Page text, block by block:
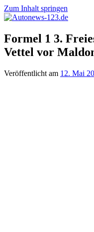
Zum Inhalt springen
Autonews-
123.de
Autonews
mit
Charme
Formel 1 3.
Vettel vor
Veröffentlicht am 12. Mai